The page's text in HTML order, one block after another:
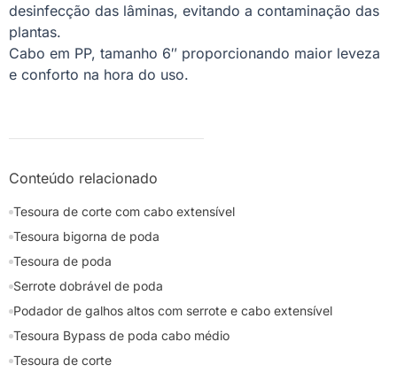
desinfecção das lâminas, evitando a contaminação das
plantas.
Cabo em PP, tamanho 6″ proporcionando maior leveza
e conforto na hora do uso.
Conteúdo relacionado
Tesoura de corte com cabo extensível
Tesoura bigorna de poda
Tesoura de poda
Serrote dobrável de poda
Podador de galhos altos com serrote e cabo extensível
Tesoura Bypass de poda cabo médio
Tesoura de corte